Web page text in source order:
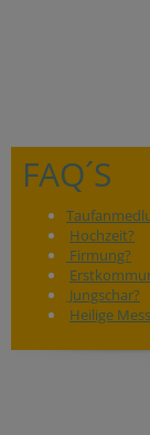
FAQ´S
Hochzeit?
Firmung?
Jungschar?
Heilige